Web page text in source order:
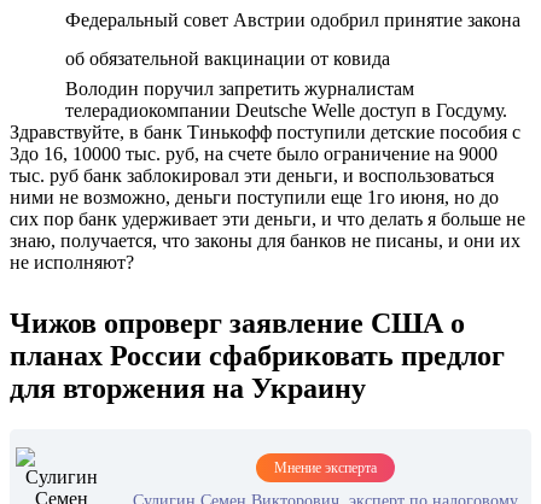
Федеральный совет Австрии одобрил принятие закона
об обязательной вакцинации от ковида
Володин поручил запретить журналистам
телерадиокомпании Deutsche Welle доступ в Госдуму.
Здравствуйте, в банк Тинькофф поступили детские пособия с
3до 16, 10000 тыс. руб, на счете было ограничение на 9000
тыс. руб банк заблокировал эти деньги, и воспользоваться
ними не возможно, деньги поступили еще 1го июня, но до
сих пор банк удерживает эти деньги, и что делать я больше не
знаю, получается, что законы для банков не писаны, и они их
не исполняют?
Чижов опроверг заявление США о
планах России сфабриковать предлог
для вторжения на Украину
Мнение эксперта